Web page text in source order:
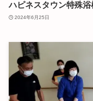
ハピネスタウン特殊浴
2024年6月25日